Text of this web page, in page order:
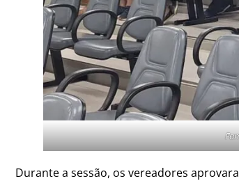
Durante a sessão, os vereadores